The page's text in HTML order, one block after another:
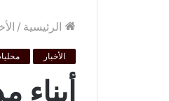
الرئيسية /
الأخبار